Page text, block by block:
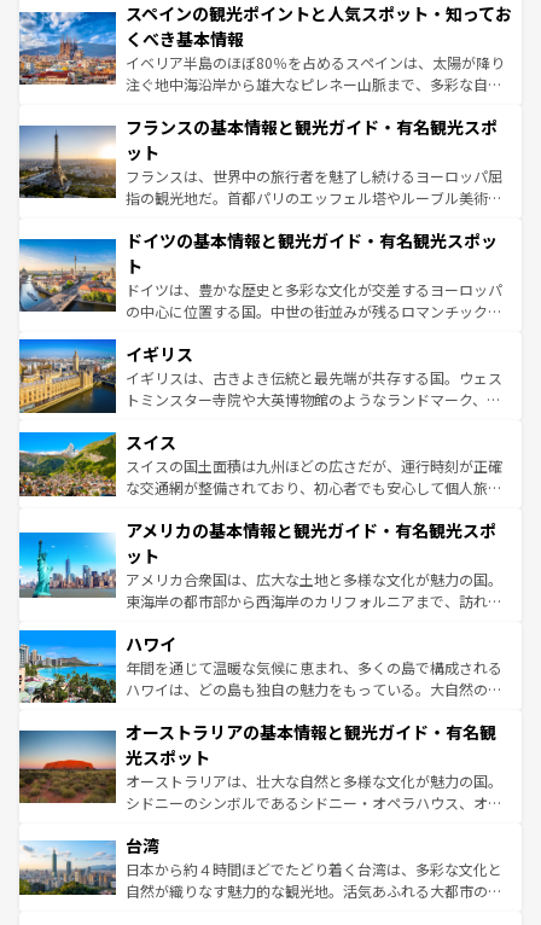
ろん、トスカーナの美しい田園風景やアマルフィ海岸の絶
景など、自然景観も見逃せない。観光の合間には、本場の
ピザやパスタなど、絶品のイタリア料理を堪能することも
できる。朝目覚めてから夜眠るまで、すべての瞬間を楽し
なお、新着のイタリア情報はコンテンツ一覧を参照してほ
しい。
スペインの観光ポイントと人気スポット・知ってお
くべき基本情報
イベリア半島のほぼ80％を占めるスペインは、太陽が降り
注ぐ地中海沿岸から雄大なピレネー山脈まで、多彩な自然
文化が根付くこの国では、情熱的なフラメンコ、熱気あふ
れる闘牛、そして美味しいタパスが生活の一部となってい
る。首都マドリードの洗練された雰囲気や、バルセロナの
アートに溢れた街角から、地方では古代ローマ遺跡や中世
せる。地方によって風土や気候が異なるスペインはその個
ンテンツ一覧 を参照してほしい。
フランスの基本情報と観光ガイド・有名観光スポ
ット
フランスは、世界中の旅行者を魅了し続けるヨーロッパ屈
指の観光地だ。首都パリのエッフェル塔やルーブル美術館
で、幅広い魅力が詰まっている。華麗な宮殿、歴史的な大
聖堂、美しいビーチ、そして豊かな自然が、訪れる者を心
から魅了する。また、フランスは美食の国としても知ら
れ、フランス料理はユネスコ無形文化遺産にも登録されて
香り高いラベンダー畑など、多彩な楽しみ方が可能だ。さ
らに、パリ以外の地域にも魅力が溢れており、どの街角に
も豊かな歴史と文化が息づいている。パリ以外の個性あふ
を参照してほしい。
ドイツの基本情報と観光ガイド・有名観光スポッ
ト
ドイツは、豊かな歴史と多彩な文化が交差するヨーロッパ
の中心に位置する国。中世の街並みが残るロマンチック街
顔を持つこの国は、どこを歩いても飽きることがない。ベ
ルリンの文化的活気、バイエルン州のアルプスの絶景、そ
してライン川沿いのワイン畑といった風景は必見。ビール
は、お酒好きな人にはぜひ体験してほしい。 なお、新着の
ドイツ情報はコンテンツ一覧を参照してほしい。
イギリス
イギリスは、古きよき伝統と最先端が共存する国。ウェス
トミンスター寺院や大英博物館のようなランドマーク、歴
リアごとに異なる魅力がある。また、優雅なアフタヌーン
ティー、ビール好きにはたまらない英国パブ、サッカー観
戦など、本場だからこそできる体験も豊富。イギリスを旅
ンツ一覧を参照してほしい。
スイス
スイスの国土面積は九州ほどの広さだが、運行時刻が正確
な交通網が整備されており、初心者でも安心して個人旅行
の建物がそのまま残る町や、スイスならではのユニークな
博物館もあり、アルプス観光だけでなく町歩きも満喫する
ことができる。国民の所得が高いため物価も高いが、旅行
者向けの交通パス提供のサービスもあり、うまく活用すれ
着のスイス情報は
アメリカの基本情報と観光ガイド・有名観光スポ
ット
アメリカ合衆国は、広大な土地と多様な文化が魅力の国。
東海岸の都市部から西海岸のカリフォルニアまで、訪れる
のような巨大都市は、観光、ショッピング、エンターテイ
ンメントが詰まった刺激的なスポットだ。一方、アメリカ
西部には大自然が広がり、グランドキャニオンやイエロー
部のニューオーリンズでは、音楽と美食が融合した独特の
文化が魅力。旅行者はアメリカの各地域で異なる魅力を楽
しみながら、その多様性と豊かな歴史を感じることができ
るだろう。車でのロードトリップや列車の旅も、アメリカ
情報は
ハワイ
年間を通じて温暖な気候に恵まれ、多くの島で構成される
ハワイは、どの島も独自の魅力をもっている。大自然の神
ワイ島は見逃せない。また、定番の観光地といえばオアフ
島だが、静かな自然を求めるならマウイ島やカウアイ島が
おすすめ。エメラルドグリーンに輝く海をはじめ、豊かな
文化や歴史が息づいている。「アロハスピリット」と呼ば
人々、おいしいローカルフードやハワイアンミュージッ
ク、伝統的なフラダンスなど、すべてがハワイの魅力を彩
っている。訪れるたびに新しい発見と感動が待っているハ
オーストラリアの基本情報と観光ガイド・有名観
光スポット
オーストラリアは、壮大な自然と多様な文化が魅力の国。
シドニーのシンボルであるシドニー・オペラハウス、オー
リアリーフや大陸中央部にそびえるウルル（エアーズロッ
ク）、タスマニアの美しい原生林やケアンズの熱帯雨林な
ど、見どころがたくさん。また、カフェやワイン、オージ
台湾
日本から約４時間ほどでたどり着く台湾は、多彩な文化と
自然が織りなす魅力的な観光地。活気あふれる大都市の台